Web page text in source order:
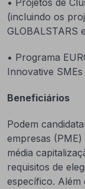
• Projetos de
(incluindo os
GLOBALSTARS
• Programa
Innovative SMEs
Beneficiários
Podem
empresas
média
requisitos de
específico. Além